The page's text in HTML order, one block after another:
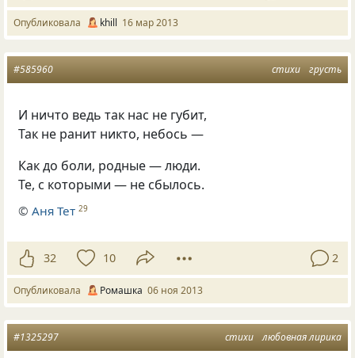
Опубликовала khill 16 мар 2013
стихи грусть
#585960
И ничто ведь так нас не губит,
Так не ранит никто, небось —
Как до боли, родные — люди.
Те, с которыми — не сбылось.
©Аня Тет 29
32 10 2
Опубликовала Ромашка 06 ноя 2013
стихи любовная лирика
#1325297